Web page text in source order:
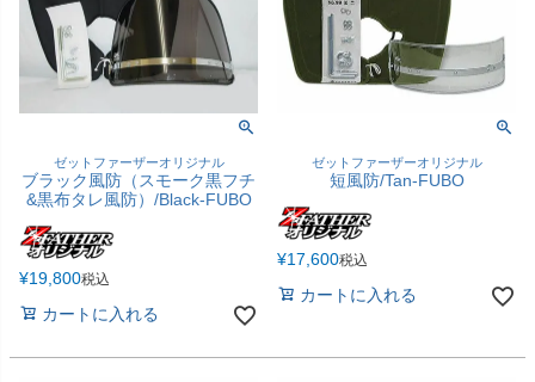
ゼットファーザーオリジナル
ブラック風防（スモーク黒フチ
&黒布タレ風防）/Black-FUBO
¥19,800税込
カートに入れる
ゼットファーザーオリジナル
短風防/Tan-FUBO
¥17,600税込
カートに入れる